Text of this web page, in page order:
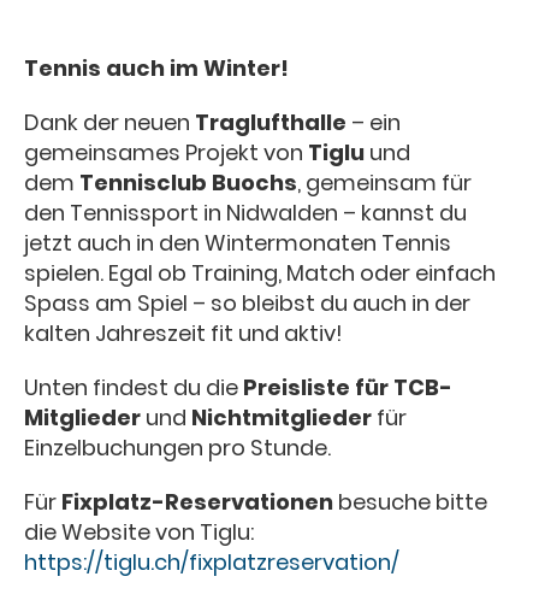
Tennis auch im Winter!
Dank der neuen Traglufthalle – ein
gemeinsames Projekt von Tiglu und
dem Tennisclub Buochs, gemeinsam für
den Tennissport in Nidwalden – kannst du
jetzt auch in den Wintermonaten Tennis
spielen. Egal ob Training, Match oder einfach
Spass am Spiel – so bleibst du auch in der
kalten Jahreszeit fit und aktiv!
Unten findest du die Preisliste für TCB-
Mitglieder und Nichtmitglieder für
Einzelbuchungen pro Stunde.
Für Fixplatz-Reservationen besuche bitte
die Website von Tiglu:
https://tiglu.ch/fixplatzreservation/